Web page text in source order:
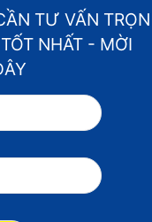
TƯ VẤN TRỌN
NHẤT - MỜI